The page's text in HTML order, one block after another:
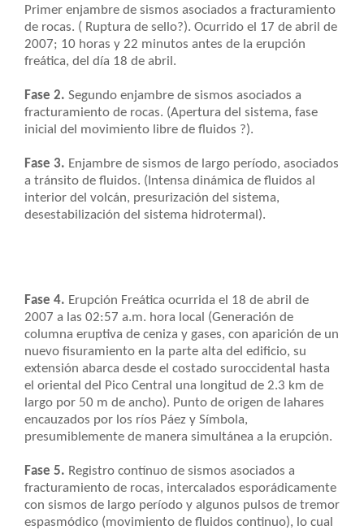
Primer enjambre de sismos asociados a fracturamiento
de rocas. ( Ruptura de sello?). Ocurrido el 17 de abril de
2007; 10 horas y 22 minutos antes de la erupción
freática, del día 18 de abril.
Fase 2. Segundo enjambre de sismos asociados a
fracturamiento de rocas. (Apertura del sistema, fase
inicial del movimiento libre de fluidos ?).
Fase 3. Enjambre de sismos de largo período, asociados
a tránsito de fluidos. (Intensa dinámica de fluidos al
interior del volcán, presurización del sistema,
desestabilización del sistema hidrotermal).
Fase 4. Erupción Freática ocurrida el 18 de abril de
2007 a las 02:57 a.m. hora local (Generación de
columna eruptiva de ceniza y gases, con aparición de un
nuevo fisuramiento en la parte alta del edificio, su
extensión abarca desde el costado suroccidental hasta
el oriental del Pico Central una longitud de 2.3 km de
largo por 50 m de ancho). Punto de origen de lahares
encauzados por los ríos Páez y Símbola,
presumiblemente de manera simultánea a la erupción.
Fase 5. Registro contínuo de sismos asociados a
fracturamiento de rocas, intercalados esporádicamente
con sismos de largo período y algunos pulsos de tremor
espasmódico (movimiento de fluidos continuo), lo cual